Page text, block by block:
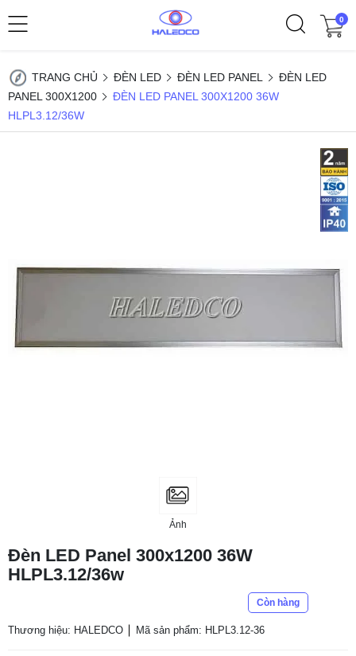
0
TRANG CHỦ ĐÈN LED ĐÈN LED PANEL
ĐÈN LED
PANEL 300X1200
ĐÈN LED PANEL 300X1200 36W
HLPL3.12/36W
Ảnh
Đèn LED Panel 300x1200 36W
HLPL3.12/36w
Còn hàng
Thương hiệu: HALEDCO Mã sản phẩm: HLPL3.12-36